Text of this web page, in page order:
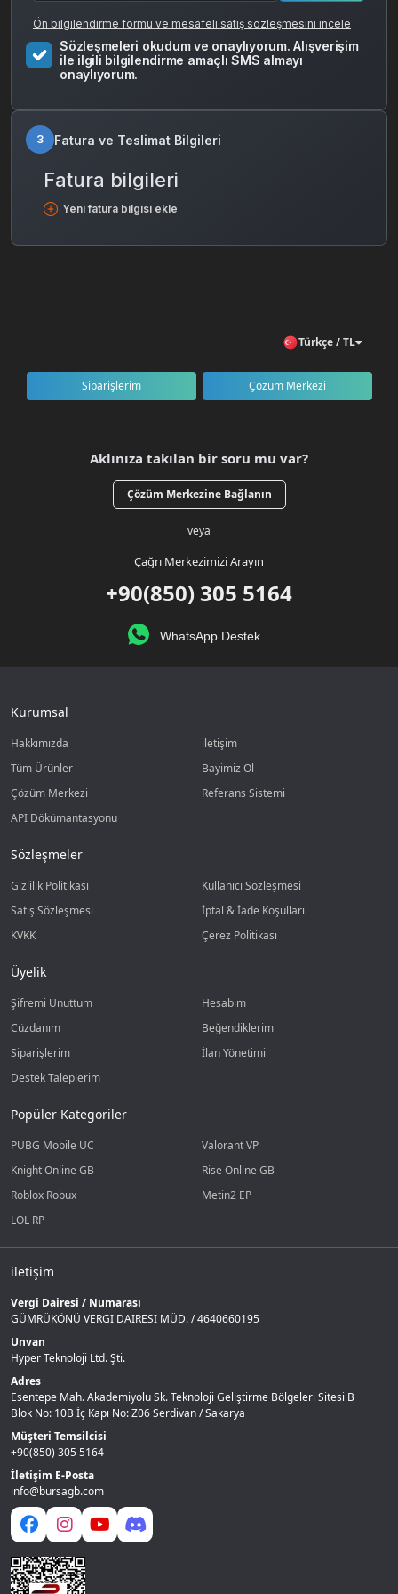
Ön bilgilendirme formu ve mesafeli satış sözleşmesini incele
Sözleşmeleri okudum ve onaylıyorum. Alışverişim
ile ilgili bilgilendirme amaçlı SMS almayı
onaylıyorum.
3 Fatura ve Teslimat Bilgileri
Fatura bilgileri
Yeni fatura bilgisi ekle
Türkçe / TL
Siparişlerim Çözüm Merkezi
Aklınıza takılan bir soru mu var?
Çözüm Merkezine Bağlanın
veya
Çağrı Merkezimizi Arayın
+90(850) 305 5164
WhatsApp Destek
Kurumsal
Hakkımızda
iletişim
Tüm Ürünler
Bayimiz Ol
Çözüm Merkezi
Referans Sistemi
API Dökümantasyonu
Sözleşmeler
Gizlilik Politikası
Kullanıcı Sözleşmesi
Satış Sözleşmesi
İptal & İade Koşulları
KVKK
Çerez Politikası
Üyelik
Şifremi Unuttum
Hesabım
Cüzdanım
Beğendiklerim
Siparişlerim
İlan Yönetimi
Destek Taleplerim
Popüler Kategoriler
PUBG Mobile UC
Valorant VP
Knight Online GB
Rise Online GB
Roblox Robux
Metin2 EP
LOL RP
iletişim
Vergi Dairesi / Numarası
GÜMRÜKÖNÜ VERGI DAIRESI MÜD. / 4640660195
Unvan
Hyper Teknoloji Ltd. Şti.
Adres
Esentepe Mah. Akademiyolu Sk. Teknoloji Geliştirme Bölgeleri Sitesi B
Blok No: 10B İç Kapı No: Z06 Serdivan / Sakarya
Müşteri Temsilcisi
+90(850) 305 5164
İletişim E-Posta
info@bursagb.com